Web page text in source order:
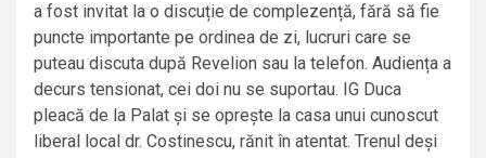
a fost invitat la o discuție de complezență, fără să fie
puncte importante pe ordinea de zi, lucruri care se
puteau discuta după Revelion sau la telefon. Audiența a
decurs tensionat, cei doi nu se suportau. IG Duca
pleacă de la Palat și se oprește la casa unui cunoscut
liberal local dr. Costinescu, rănit în atentat. Trenul deși